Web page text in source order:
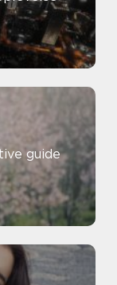
guide